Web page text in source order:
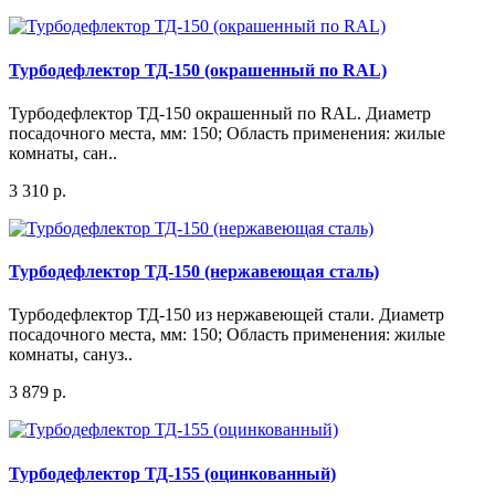
Турбодефлектор ТД-150 (окрашенный по RAL)
Турбодефлектор ТД-150 окрашенный по RAL. Диаметр
посадочного места, мм: 150; Область применения: жилые
комнаты, сан..
3 310 р.
Турбодефлектор ТД-150 (нержавеющая сталь)
Турбодефлектор ТД-150 из нержавеющей стали. Диаметр
посадочного места, мм: 150; Область применения: жилые
комнаты, сануз..
3 879 р.
Турбодефлектор ТД-155 (оцинкованный)